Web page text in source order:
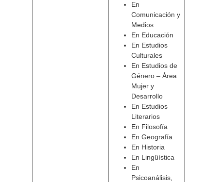
En
Comunicación y
Medios
En Educación
En Estudios
Culturales
En Estudios de
Género – Área
Mujer y
Desarrollo
En Estudios
Literarios
En Filosofía
En Geografía
En Historia
En Lingüística
En
Psicoanálisis,